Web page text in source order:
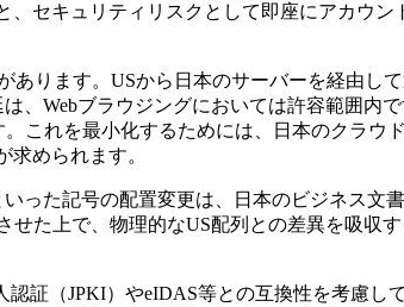
、セキュリティリスクとして即座にアカウ
あります。USから日本のサーバーを経由し
、Webブラウジングにおいては許容範囲内
これを最小化するためには、日本のクラウ
められます。
った記号の配置変更は、日本のビジネス文
た上で、物理的なUS配列との差異を吸収
証（JPKI）やeIDAS等との互換性を考慮し